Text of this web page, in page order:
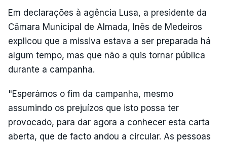
Em declarações à agência Lusa, a presidente da
Câmara Municipal de Almada, Inês de Medeiros
explicou que a missiva estava a ser preparada há
algum tempo, mas que não a quis tornar pública
durante a campanha.
"Esperámos o fim da campanha, mesmo
assumindo os prejuízos que isto possa ter
provocado, para dar agora a conhecer esta carta
aberta, que de facto andou a circular. As pessoas